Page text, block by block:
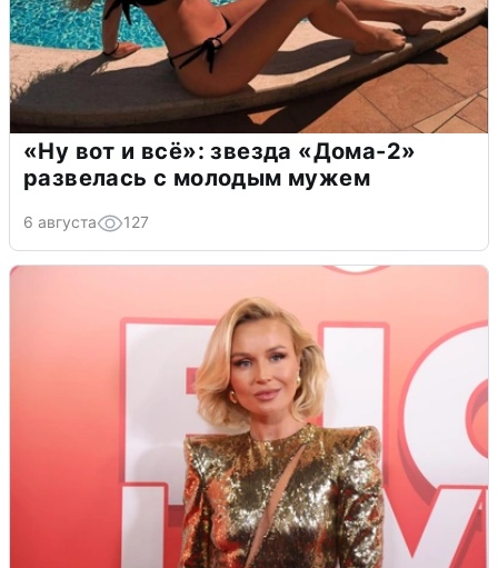
«Ну вот и всё»: звезда «Дома-2»
развелась с молодым мужем
6 августа 127